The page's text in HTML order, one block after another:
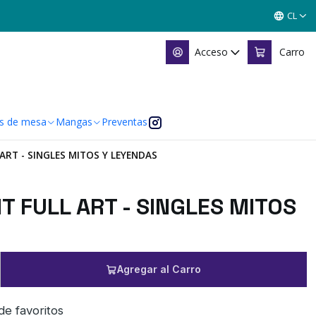
Acceso Carro
de mesa Mangas Preventas
CL
- SINGLES MITOS Y LEYENDAS
FULL ART - SINGLES MITOS
Agregar al Carro
favoritos